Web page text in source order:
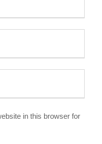
in this browser for